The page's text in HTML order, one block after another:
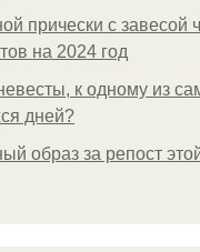
прически с завесой
на 2024 год
к одному из
дней?
образ за репост